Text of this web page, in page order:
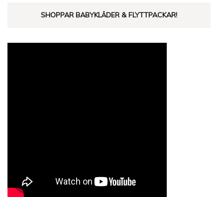
SHOPPAR BABYKLÄDER & FLYTTPACKAR!